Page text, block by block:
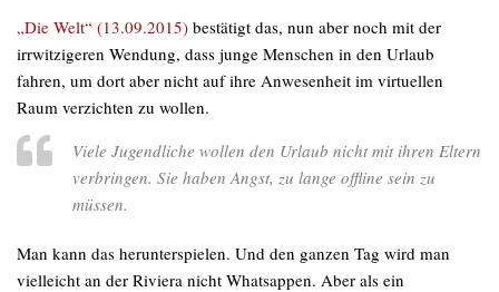
„Die Welt“ (13.09.2015) bestätigt das, nun aber noch mit der
irrwitzigeren Wendung, dass junge Menschen in den Urlaub
fahren, um dort aber nicht auf ihre Anwesenheit im virtuellen
Raum verzichten zu wollen.
Viele Jugendliche wollen den Urlaub nicht mit ihren Eltern
verbringen. Sie haben Angst, zu lange offline sein zu
müssen.
Man kann das herunterspielen. Und den ganzen Tag wird man
vielleicht an der Riviera nicht Whatsappen. Aber als ein